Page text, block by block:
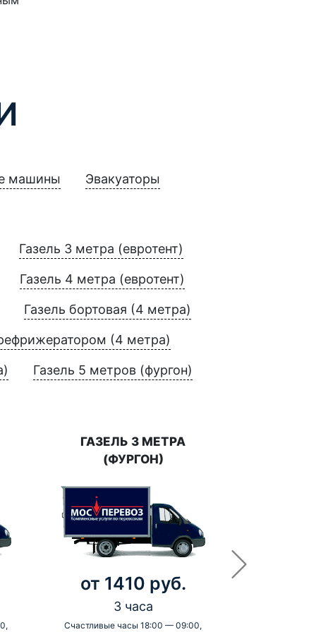
машины Эвакуаторы
Газель 3 метра (евротент)
Газель 4 метра (евротент)
Газель бортовая (4 метра)
(4 метра)
Газель 5 метров (фургон)
ГАЗЕЛЬ 3 МЕТРА
(ФУРГОН)
от 1410 руб.
3 часа
Счастливые часы 18:00 — 09:00,